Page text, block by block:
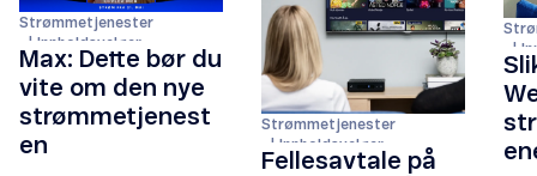
Strømmetjenester
Innholdsvelger
Max: Dette bør du
vite om den nye
strømmetjenest
en
Strømmetjenester
Innholdsvelger
Fellesavtale på